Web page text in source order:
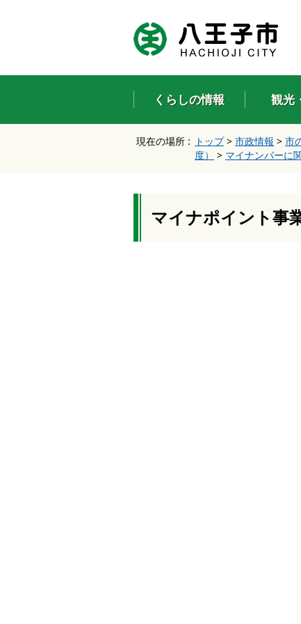
ン
タ
ー
キ
ナ
ビ
ョ
ス
くらしの情報 観光
現在の場所 : トップ> 市政情報 > 市
度）
> マイナンバーに
マイナポイント事